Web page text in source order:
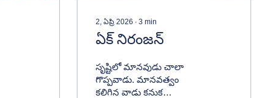
2, ఏప్రి 2026 ∙ 3 min
ఏక్ నిరంజన్
సృష్టిలో మానవుడు చాలా
గొప్పవాడు. మానవత్వం
కలిగిన వాడు కనుక